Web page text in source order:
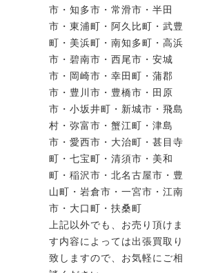
市・知多市・常滑市・半田
市・東浦町・阿久比町・武豊
町・美浜町・南知多町・高浜
市・碧南市・西尾市・安城
市・岡崎市・幸田町・蒲郡
市・豊川市・豊橋市・田原
市・小坂井町・新城市・飛島
村・弥富市・蟹江町・津島
市・愛西市・大治町・甚目寺
町・七宝町・清須市・美和
町・稲沢市・北名古屋市・豊
山町・岩倉市・一宮市・江南
市・大口町・扶桑町
上記以外でも、お売り頂けま
す内容によっては出張買取り
致しますので、お気軽にご相